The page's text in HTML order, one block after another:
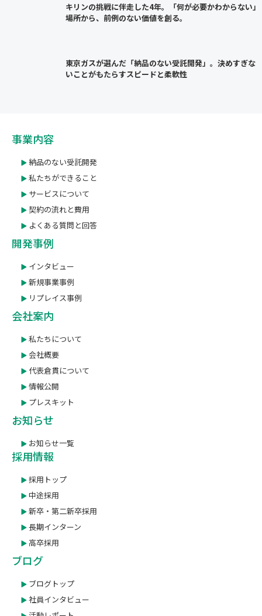
キリンの挑戦に伴走した4年。「何が必要かわからない」
場所から、前例のない価値を創る。
東京ガスが選んだ「納品のない受託開発」。決めすぎな
いことがもたらすスピードと柔軟性
事業内容
納品のない受託開発
私たちができること
サービスについて
契約の流れと費用
よくある質問と回答
開発事例
インタビュー
新規事業事例
リプレイス事例
会社案内
私たちについて
会社概要
代表倉貫について
情報公開
プレスキット
お知らせ
お知らせ一覧
採用情報
採用トップ
中途採用
新卒・第二新卒採用
長期インターン
高卒採用
ブログ
ブログトップ
社員インタビュー